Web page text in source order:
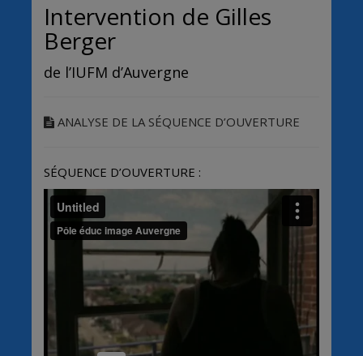
Intervention de Gilles
Berger
de l’IUFM d’Auvergne
ANALYSE DE LA SÉQUENCE D’OUVERTURE
SÉQUENCE D’OUVERTURE :